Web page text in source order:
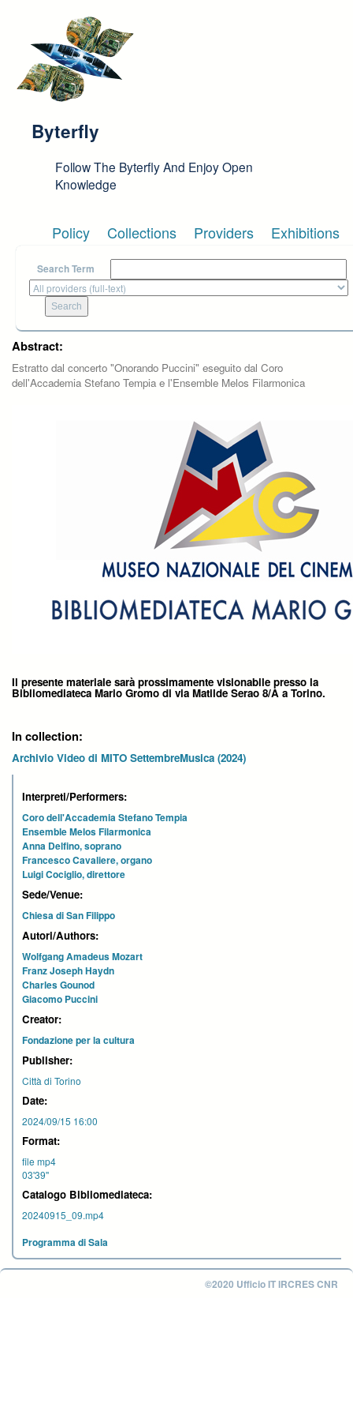
Byterfly
Follow The Byterfly And Enjoy Open
Knowledge
Policy Collections Providers Exhibitions
Search Term
Abstract:
Estratto dal concerto "Onorando Puccini" eseguito dal Coro
dell'Accademia Stefano Tempia e l'Ensemble Melos Filarmonica
Il presente materiale sarà prossimamente visionabile presso la
Bibliomediateca Mario Gromo di via Matilde Serao 8/A a Torino.
In collection:
Archivio Video di MITO SettembreMusica (2024)
Interpreti/Performers:
Coro dell'Accademia Stefano Tempia
Ensemble Melos Filarmonica
Anna Delfino, soprano
Francesco Cavaliere, organo
Luigi Cociglio, direttore
Sede/Venue:
Chiesa di San Filippo
Autori/Authors:
Wolfgang Amadeus Mozart
Franz Joseph Haydn
Charles Gounod
Giacomo Puccini
Creator:
Fondazione per la cultura
Publisher:
Città di Torino
Date:
2024/09/15 16:00
Format:
file mp4
03'39''
Catalogo Bibliomediateca:
20240915_09.mp4
Programma di Sala
©2020 Ufficio IT IRCRES CNR